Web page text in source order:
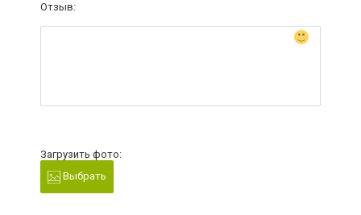
Отзыв:
Загрузить фото:
Выбрать